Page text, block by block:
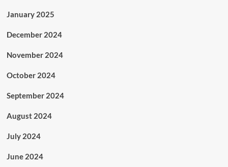
January 2025
December 2024
November 2024
October 2024
September 2024
August 2024
July 2024
June 2024